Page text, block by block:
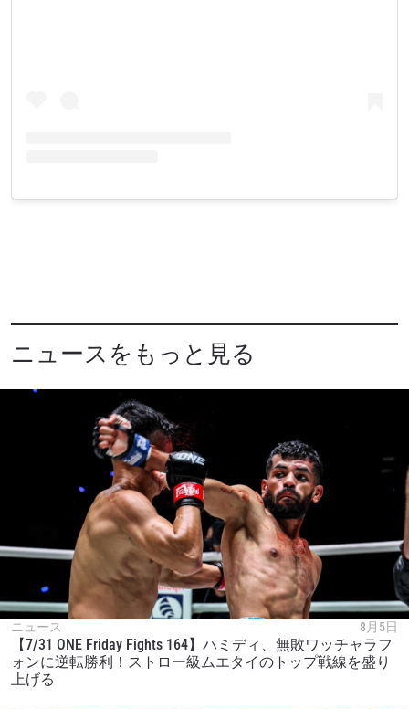
ニュースをもっと見る
ニュース 8月5日
【7/31 ONE Friday Fights 164】ハミディ、無敗ワッチャラフ
ォンに逆転勝利！ストロー級ムエタイのトップ戦線を盛り
上げる